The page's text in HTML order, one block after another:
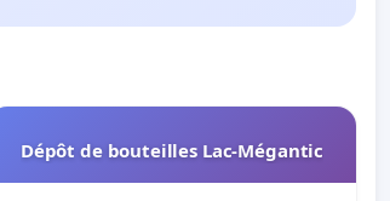
Dépôt de bouteilles Lac-Mégantic